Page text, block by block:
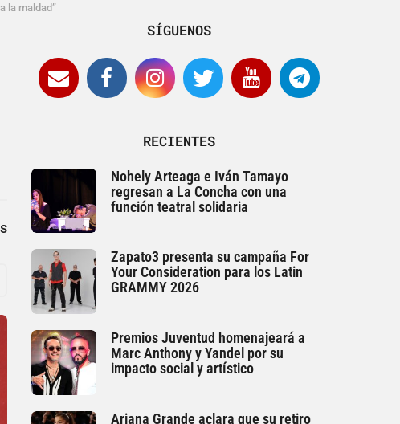
la maldad”
SÍGUENOS
RECIENTES
Nohely Arteaga e Iván Tamayo
regresan a La Concha con una
función teatral solidaria
Zapato3 presenta su campaña For
Your Consideration para los Latin
GRAMMY 2026
Premios Juventud homenajeará a
Marc Anthony y Yandel por su
impacto social y artístico
Ariana Grande aclara que su retiro